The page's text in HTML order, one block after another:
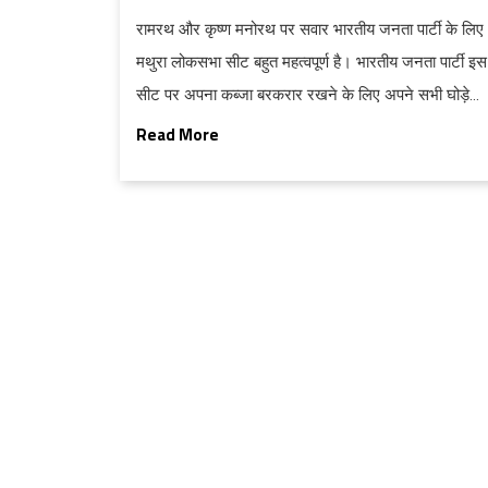
रामरथ और कृष्ण मनोरथ पर सवार भारतीय जनता पार्टी के लिए
मथुरा लोकसभा सीट बहुत महत्वपूर्ण है। भारतीय जनता पार्टी इस
सीट पर अपना कब्जा बरकरार रखने के लिए अपने सभी घोड़े
जरूर खोलकर रखेगी। मथुरा सीट से जुड़ा अजीबोगरीब तथ्य
Read More